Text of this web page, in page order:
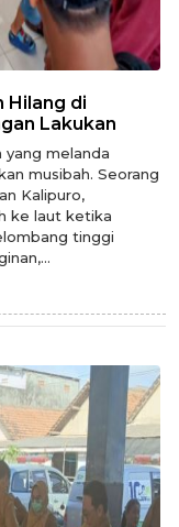
Hilang di
Lakukan
melanda
musibah. Seorang
Kalipuro,
ke laut ketika
tinggi